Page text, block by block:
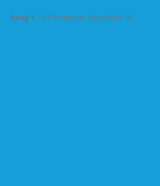
Rang 1 : 5 Christophe Hayère( N° 9).